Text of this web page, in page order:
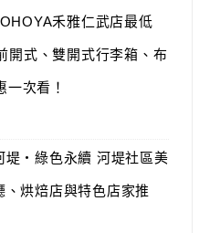
禾雅仁武店最低
開式、雙開式行李箱、布
次看！
堤‧綠色永續 河堤社區美
烘焙店與特色店家推